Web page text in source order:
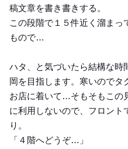
稿文章を書き書きする。
この段階で１５件近く溜まっ
もので…
ハタ、と気づいたら結構な時
岡を目指します。寒いので
お店に着いて…そもそもこの
に利用しないので、フロント
り。
「４階へどうぞ…」